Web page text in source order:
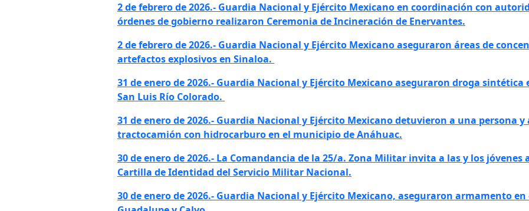
2 de febrero de 2026.- Guardia Nacional y Ejército Mexicano en coordinación con
órdenes de gobierno realizaron Ceremonia de Incineración de Enervantes.
2 de febrero de 2026.- Guardia Nacional y Ejército Mexicano aseguraron áreas de
artefactos explosivos en Sinaloa.
31 de enero de 2026.- Guardia Nacional y Ejército Mexicano aseguraron droga
San Luis Río Colorado.
31 de enero de 2026.- Guardia Nacional y Ejército Mexicano detuvieron a una persona
tractocamión con hidrocarburo en el municipio de Anáhuac.
30 de enero de 2026.- La Comandancia de la 25/a. Zona Militar invita a las y los jóvenes
Cartilla de Identidad del Servicio Militar Nacional.
30 de enero de 2026.- Guardia Nacional y Ejército Mexicano, aseguraron armamento